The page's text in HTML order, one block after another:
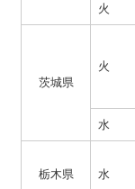
火
茨城県
火
水
栃木県 水